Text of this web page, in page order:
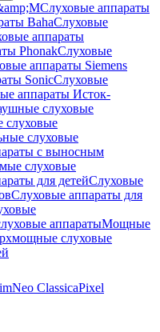
Слуховые аппараты
BahaСлуховые
аппараты
PhonakСлуховые
аппараты Siemens
SonicСлуховые
аппараты Исток-
слуховые
слуховые
с выносным
слуховые
для детейСлуховые
Слуховые аппараты для
аппаратыМощные
слуховые
Neo ClassicaPixel